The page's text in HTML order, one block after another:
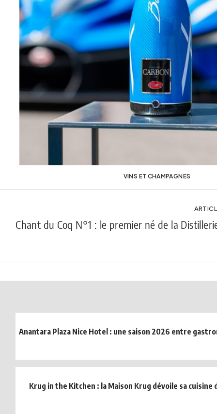
VINS ET CHAMPAGNES
Chant du Coq N°1 : le premier né de la
Anantara Plaza Nice Hotel : une saison 2026 entre
Krug in the Kitchen : la Maison Krug dévoile sa